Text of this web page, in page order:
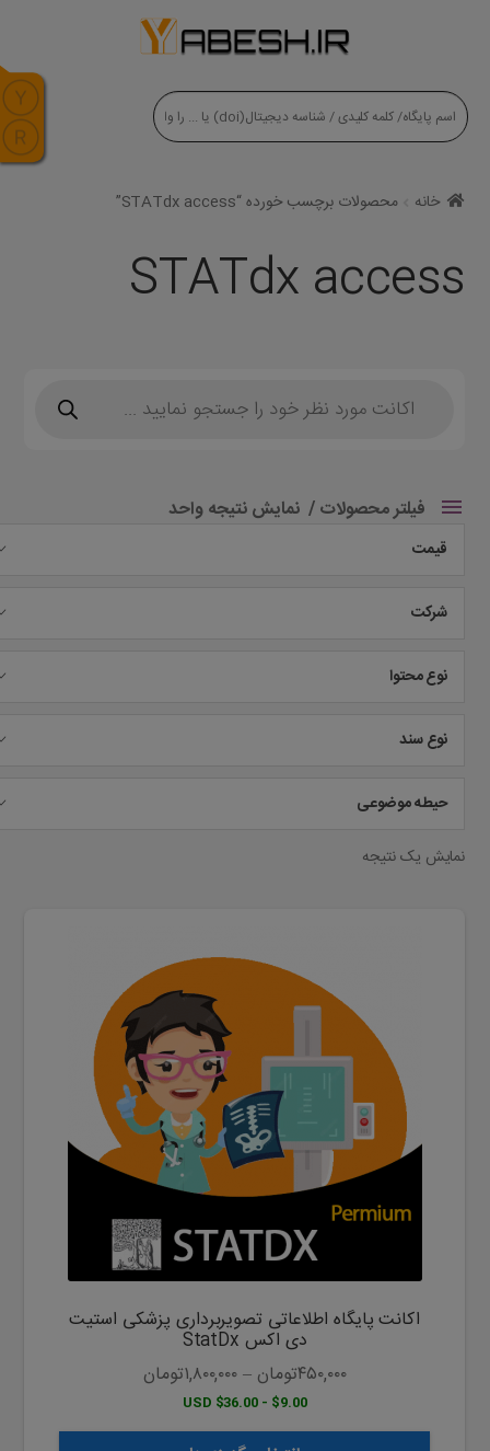
خانه محصولات برچسب خورده “STATdx access”
STATdx access
search
فیلتر محصولات نمایش نتیجه واحد
قیمت
شرکت
نوع محتوا
نوع سند
حیطه موضوعی
نمایش یک نتیجه
اکانت پایگاه اطلاعاتی تصویربرداری پزشکی استیت
دی اکس StatDx
۴۵۰,۰۰۰تومان –۱,۸۰۰,۰۰۰تومان
$9.00 - $36.00 USD
مختلفی
باشد.
گزینه
ها
است
انتخاب
modal-check